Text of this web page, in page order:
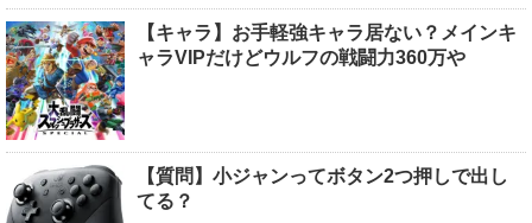
【キャラ】お手軽強キャラ居ない？メインキ
ャラVIPだけどウルフの戦闘力360万や
【質問】小ジャンってボタン2つ押しで出し
てる？